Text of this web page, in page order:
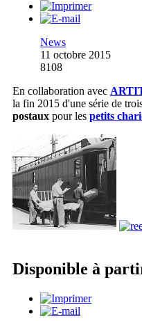
News
11 octobre 2015
8108
En collaboration avec
la fin 2015 d'une série de
postaux pour les petits
Disponible à